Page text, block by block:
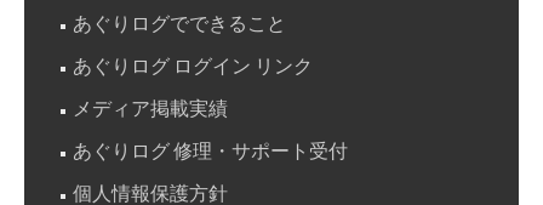
展
ま
あぐりログでできること
あぐりログ ログイン リンク
メディア掲載実績
あぐりログ 修理・サポート受付
個人情報保護方針